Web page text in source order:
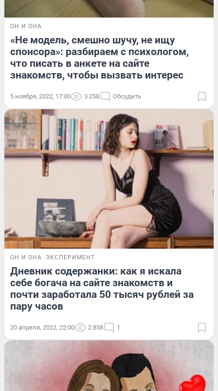
ОН И ОНА
«Не модель, смешно шучу, не ищу
спонсора»: разбираем с психологом,
что писать в анкете на сайте
знакомств, чтобы вызвать интерес
5 ноября, 2022, 17:00 3 258 Обсудить
ОН И ОНА ЭКСПЕРИМЕНТ
Дневник содержанки: как я искала
себе богача на сайте знакомств и
почти заработала 50 тысяч рублей за
пару часов
20 апреля, 2022, 22:00 2 858 1